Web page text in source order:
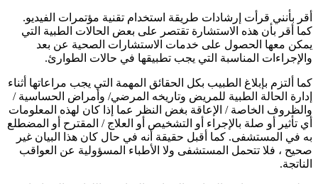
أقر بأنني قرأت إرشادات طريقة استخدام تقنية مؤتمرات الفيديو.
كما أقر بأن هذه الاستشارة تقتصر على بعض الحالات الطبية التي
يمكن معها الحصول على خدمات الاستشارات الصحية عن بعد
والإجراءات المناسبة التي يجب تطبيقها في حالات الطوارئ.
كما ألتزم بإبلاغ الطبيب بكل الحقائق المهمة التي يجب مراعاتها أثناء
إدارة الحالة الطبية للمريض وتاريخه المرضي/ وأمراض الحساسية /
والظروف الخاصة / الإعاقة بغض النظر عما إذا كان لهذه المعلومات
أي تأثير أو صلة بالإجراء أو التشخيص أو العلاج / المقترح أو المضطلع
به في المستشفى. كما أقبل حقيقة أنه في حال كان هذا البيان غير
صحيح ، فلا تتحمل المستشفى ولا الأطباء المسؤولية عن العواقب
الناتجة.